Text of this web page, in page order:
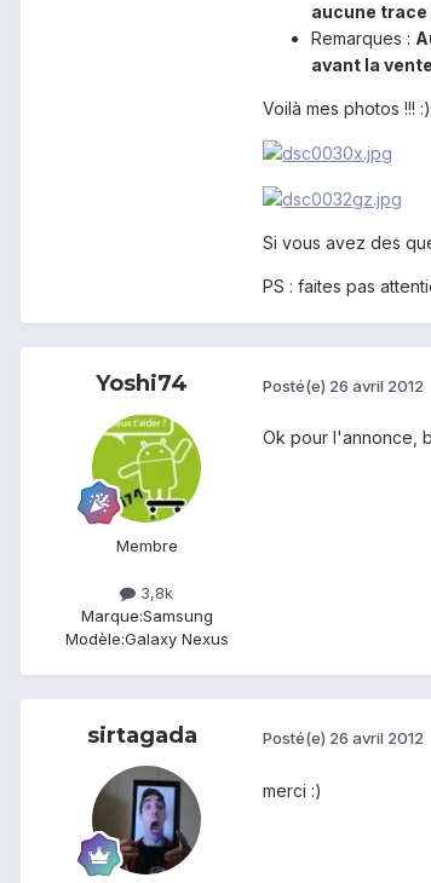
aucune
Remarques :
avant la vente
Voilà mes photos !!! :)
Si vous avez des
PS : faites pas
Yoshi74
Membre
3,8k
Marque:Samsung
Modèle:Galaxy Nexus
Posté(e) 26 avril 2012
Ok pour l'annonce,
sirtagada Posté(e) 26 avril 2012
merci :)